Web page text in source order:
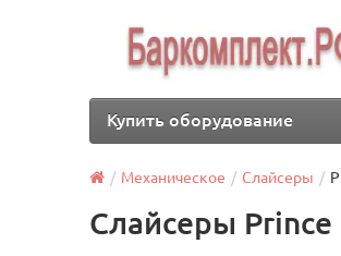
Купить оборудование
Механическое Слайсеры
Слайсеры Prince